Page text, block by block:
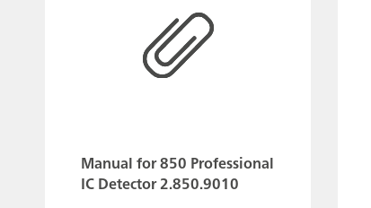
Manual for 850 Professional
IC Detector 2.850.9010